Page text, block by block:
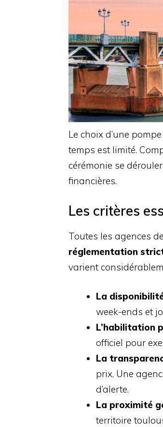
Le choix d’une
temps est limité.
cérémonie se
financières.
Les critères
Toutes les agences
réglementation
varient
La
week-ends et
L’habilitation
officiel pour
La
prix. Une
d’alerte.
La proximité
territoire